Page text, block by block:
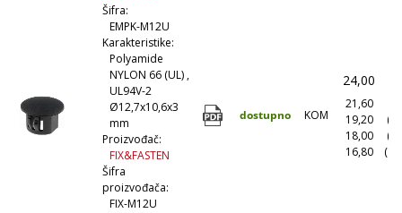
Šifra:
EMPK-M12U
Karakteristike:
Polyamide
NYLON 66 (UL) ,
UL94V-2
Ø12,7x10,6x3
mm
Proizvođač:
FIX&FASTEN
Šifra
proizvođača:
FIX-M12U
dostupno KOM
24,00
21,60
19,20
18,00
16,80